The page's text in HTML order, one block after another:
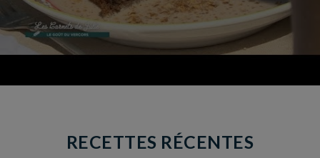
RECETTES RÉCENTES